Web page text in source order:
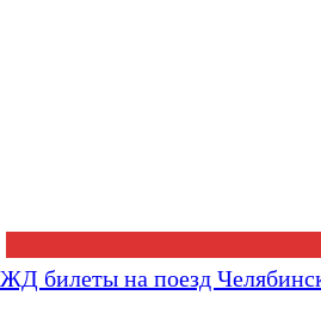
ЖД билеты на поезд